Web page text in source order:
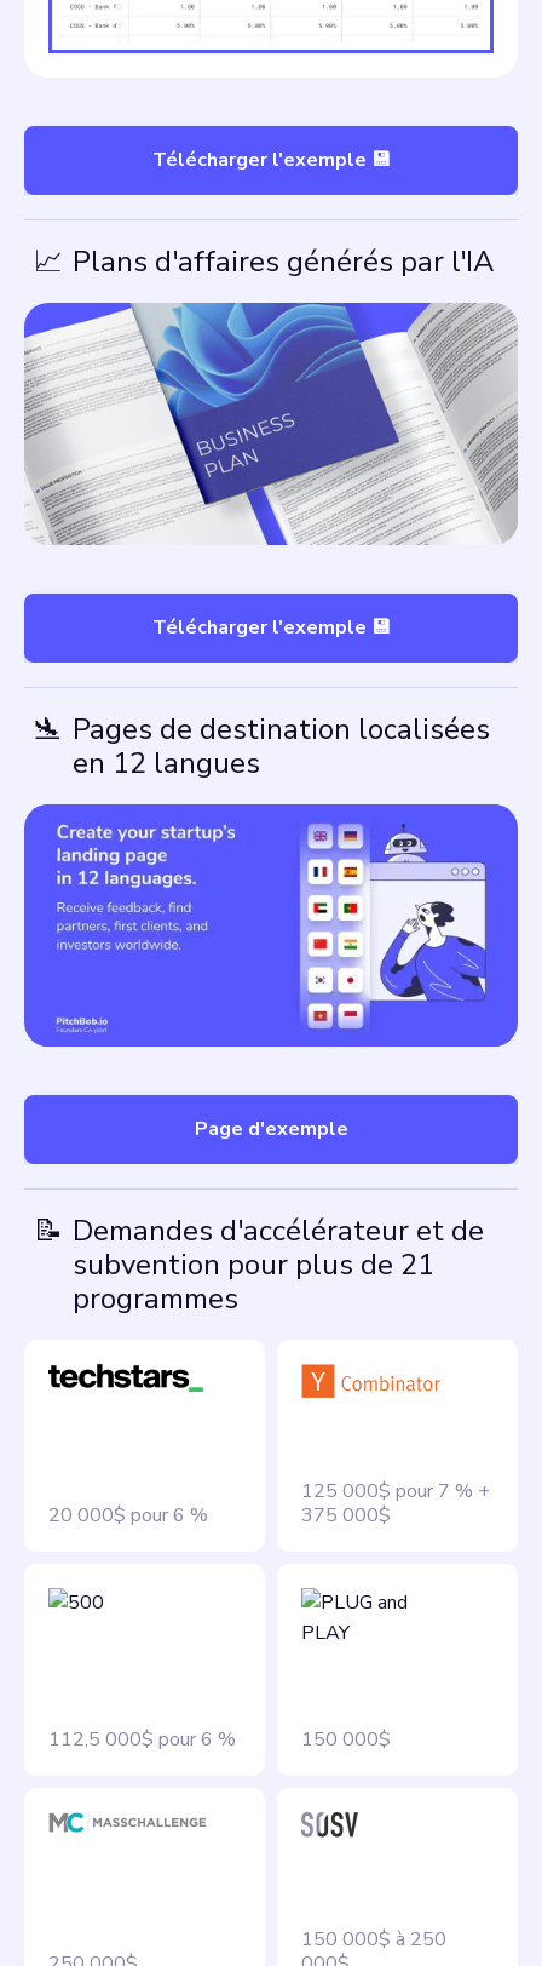
Télécharger l'exemple 💾
📈 Plans d'affaires générés par l'IA
Télécharger l'exemple 💾
🛬 Pages de destination localisées
en 12 langues
Page d'exemple
📝 Demandes d'accélérateur et de
subvention pour plus de 21
programmes
20 000$ pour 6 %
125 000$ pour 7 % +
375 000$
112,5 000$ pour 6 % 150 000$
150 000$ à 250